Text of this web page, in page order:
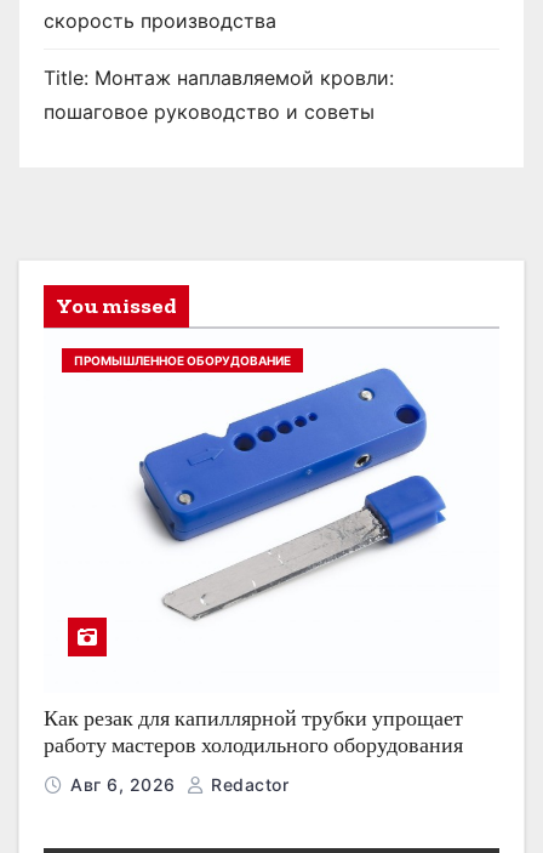
скорость производства
Title: Монтаж наплавляемой кровли:
пошаговое руководство и советы
You missed
ПРОМЫШЛЕННОЕ ОБОРУДОВАНИЕ
Как резак для капиллярной трубки упрощает
работу мастеров холодильного оборудования
Авг 6, 2026 Redactor